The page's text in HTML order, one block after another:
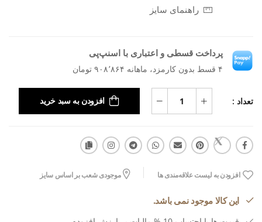
راهنمای سایز
پرداخت قسطی و اعتباری با اسنپ‌پی
۴ قسط بدون کارمزد، ماهانه ۹۰۸٬۸۶۴ تومان
تعداد : افزودن به سبد خرید
افزودن به لیست علاقه‌مندی ها موجودی شعب بر اساس سایز
این کالا موجود نمی باشد.